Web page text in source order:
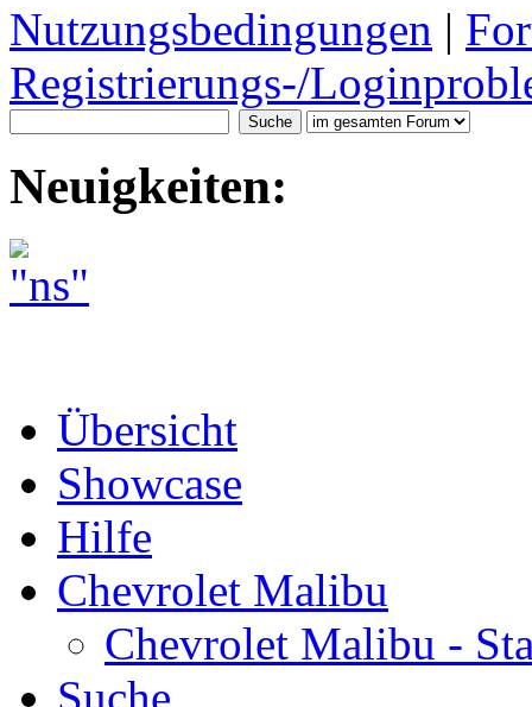
Nutzungsbedingungen |
Registrierungs-/
Neuigkeiten:
Übersicht
Showcase
Hilfe
Chevrolet Malibu
Chevrolet Malibu -